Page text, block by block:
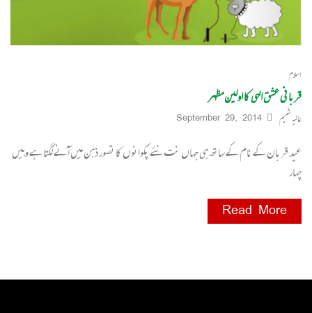
اسلام
قربانی عشق الہی کا اولین مظہر
عالیہ شمیم September 29, 2014
عید قربان کے نام کے ساتھ ہی جہاں نت نئے پکوانوں کا تصور ذہن میں آنے لگتا ہے وہیں
چہار
Read More